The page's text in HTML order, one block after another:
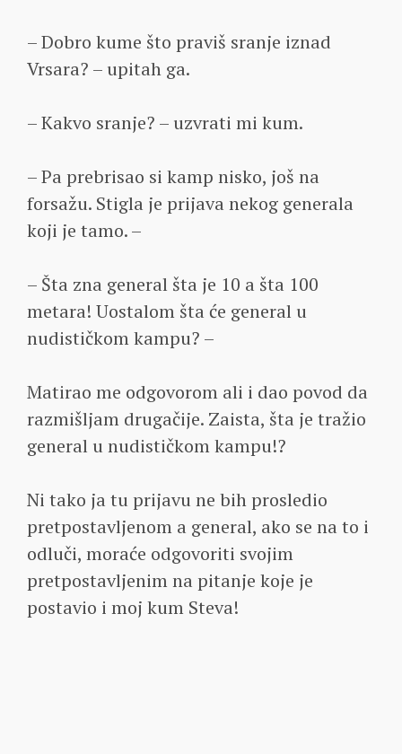
– Dobro kume što praviš sranje iznad
Vrsara? – upitah ga.
– Kakvo sranje? – uzvrati mi kum.
– Pa prebrisao si kamp nisko, još na
forsažu. Stigla je prijava nekog generala
koji je tamo. –
– Šta zna general šta je 10 a šta 100
metara! Uostalom šta će general u
nudističkom kampu? –
Matirao me odgovorom ali i dao povod da
razmišljam drugačije. Zaista, šta je tražio
general u nudističkom kampu!?
Ni tako ja tu prijavu ne bih prosledio
pretpostavljenom a general, ako se na to i
odluči, moraće odgovoriti svojim
pretpostavljenim na pitanje koje je
postavio i moj kum Steva!